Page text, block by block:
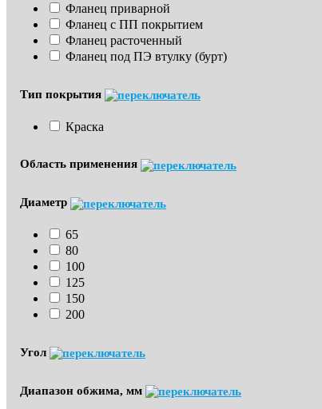
Фланец приварной
Фланец с ПП покрытием
Фланец расточенный
Фланец под ПЭ втулку (бурт)
Тип покрытия
Краска
Область применения
Диаметр
65
80
100
125
150
200
Угол
Диапазон обжима, мм